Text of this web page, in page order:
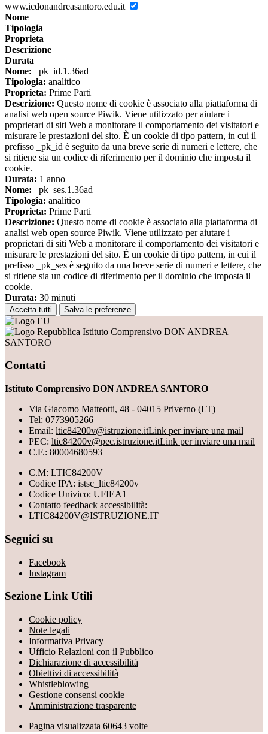
www.icdonandreasantoro.edu.it
Nome
Tipologia
Proprieta
Descrizione
Durata
Nome: _pk_id.1.36ad
Tipologia: analitico
Proprieta: Prime Parti
Descrizione: Questo nome di cookie è associato alla piattaforma di
analisi web open source Piwik. Viene utilizzato per aiutare i
proprietari di siti Web a monitorare il comportamento dei visitatori e
misurare le prestazioni del sito. È un cookie di tipo pattern, in cui il
prefisso _pk_id è seguito da una breve serie di numeri e lettere, che
si ritiene sia un codice di riferimento per il dominio che imposta il
cookie.
Durata: 1 anno
Nome: _pk_ses.1.36ad
Tipologia: analitico
Proprieta: Prime Parti
Descrizione: Questo nome di cookie è associato alla piattaforma di
analisi web open source Piwik. Viene utilizzato per aiutare i
proprietari di siti Web a monitorare il comportamento dei visitatori e
misurare le prestazioni del sito. È un cookie di tipo pattern, in cui il
prefisso _pk_ses è seguito da una breve serie di numeri e lettere, che
si ritiene sia un codice di riferimento per il dominio che imposta il
cookie.
Durata: 30 minuti
Accetta tutti Salva le preferenze
Istituto Comprensivo DON ANDREA
SANTORO
Contatti
Istituto Comprensivo DON ANDREA SANTORO
Via Giacomo Matteotti, 48 - 04015 Priverno (LT)
Tel: 0773905266
Email: ltic84200v@istruzione.itLink per inviare una mail
PEC: ltic84200v@pec.istruzione.itLink per inviare una mail
C.F.: 80004680593
C.M: LTIC84200V
Codice IPA: istsc_ltic84200v
Codice Univico: UFIEA1
Contatto feedback accessibilità:
LTIC84200V@ISTRUZIONE.IT
Seguici su
Facebook
Instagram
Sezione Link Utili
Cookie policy
Note legali
Informativa Privacy
Ufficio Relazioni con il Pubblico
Dichiarazione di accessibilità
Obiettivi di accessibilità
Whistleblowing
Gestione consensi cookie
Amministrazione trasparente
Pagina visualizzata 60643 volte